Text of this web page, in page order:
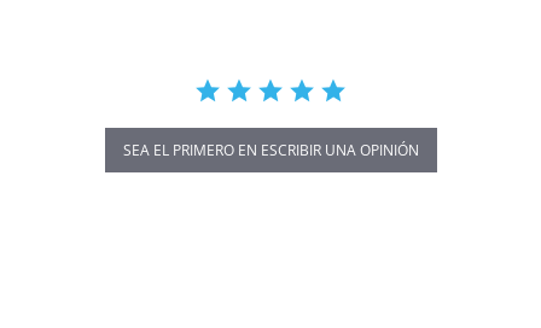
SEA EL PRIMERO EN ESCRIBIR UNA OPINIÓN